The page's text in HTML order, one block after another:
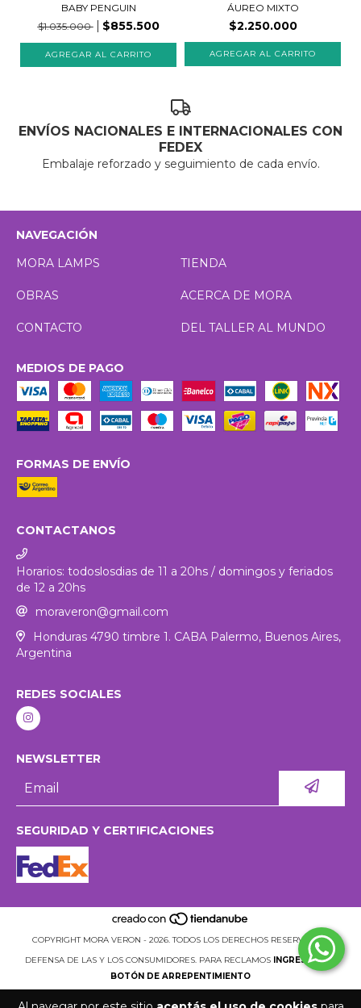
BABY PENGUIN
$1.035.000
$855.500
ÁUREO MIXTO
$2.250.000
ENVÍOS NACIONALES E INTERNACIONALES CON
FEDEX
Embalaje reforzado y seguimiento de cada envío.
NAVEGACIÓN
MORA LAMPS
TIENDA
OBRAS ACERCA DE MORA
CONTACTO DEL TALLER AL MUNDO
MEDIOS DE PAGO
FORMAS DE ENVÍO
CONTACTANOS
Horarios: todoslosdias de 11 a 20hs / domingos y feriados
de 12 a 20hs
moraveron@gmail.com
Honduras 4790 timbre 1. CABA Palermo, Buenos Aires,
Argentina
REDES SOCIALES
NEWSLETTER
SEGURIDAD Y CERTIFICACIONES
COPYRIGHT MORA VERON - 2026. TODOS LOS DERECHOS RESERVADOS.
DEFENSA DE LAS Y LOS CONSUMIDORES. PARA RECLAMOS
INGRESÁ ACÁ.
BOTÓN DE ARREPENTIMIENTO